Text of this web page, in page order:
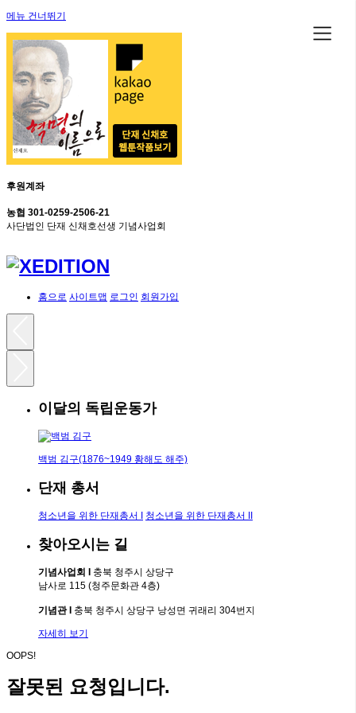
메뉴 건너뛰기
후원계좌
농협 301-0259-2506-21
사단법인 단재 신채호선생 기념사업회
홈으로 사이트맵 로그인 회원가입
이달의 독립운동가
백범 김구(1876~1949 황해도 해주)
단재 총서
청소년을 위한 단재총서 I 청소년을 위한 단재총서 II
찾아오시는 길
기념사업회 I 충북 청주시 상당구
남사로 115 (청주문화관 4층)
기념관 I 충북 청주시 상당구 낭성면 귀래리 304번지
자세히 보기
OOPS!
잘못된 요청입니다.